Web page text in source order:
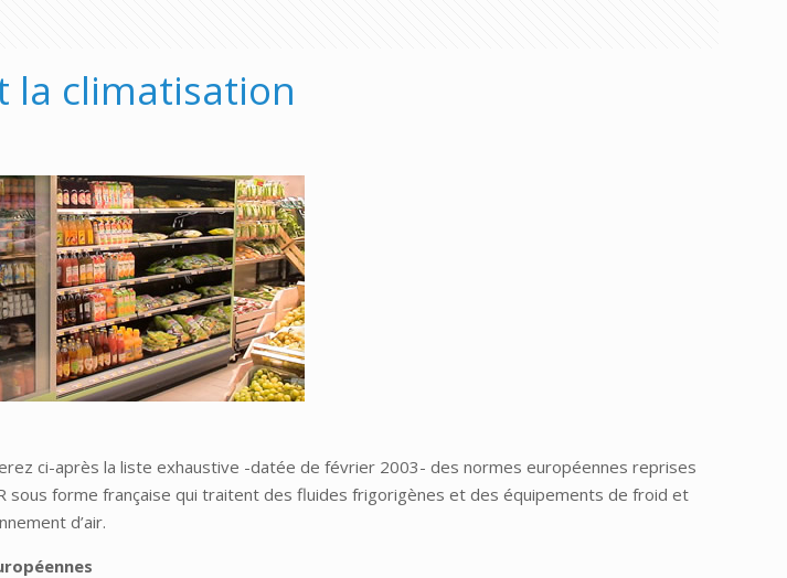
la climatisation
ci-après la liste exhaustive -datée de février 2003- des normes européennes reprises
sous forme française qui traitent des fluides frigorigènes et des équipements de froid et
d’air.